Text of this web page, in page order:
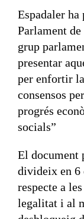
Espadaler
Parlament
grup
presentar
per enfortir
consensos
progrés
socials”
El document
divideix en
respecte a
legalitat i al